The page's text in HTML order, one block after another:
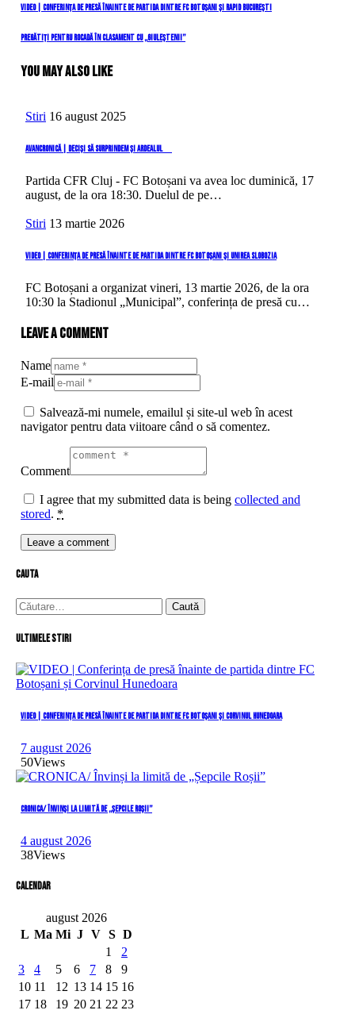
Navigare
în
Previous
VIDEO | Conferința de presă înainte de partida dintre FC Botoșani și Rapid București
Next
Pregătiți pentru rocadă în clasament cu „giuleștenii”
You May Also Like
Stiri 16 august 2025
AVANCRONICĂ | Deciși să surprindem și Ardealul
Partida CFR Cluj - FC Botoșani va avea loc duminică, 17
august, de la ora 18:30. Duelul de pe…
Stiri 13 martie 2026
VIDEO | Conferința de presă înainte de partida dintre FC Botoșani și Unirea Slobozia
FC Botoșani a organizat vineri, 13 martie 2026, de la ora
10:30 la Stadionul „Municipal”, conferința de presă cu…
Leave a comment
Name
E-mail
Salvează-mi numele, emailul și site-ul web în acest
navigator pentru data viitoare când o să comentez.
Comment
I agree that my submitted data is being collected and
stored. *
cauta
Caută
după:
Ultimele stiri
VIDEO | Conferința de presă înainte de partida dintre FC Botoșani și Corvinul Hunedoara
7 august 2026
50Views
CRONICA/ Învinși la limită de „Șepcile Roșii”
4 august 2026
38Views
Calendar
august 2026
L Ma Mi J V S D
1
2
3
4 5 6 7 8
9
10 11 12 13 14 15 16
17 18 19 20 21 22 23